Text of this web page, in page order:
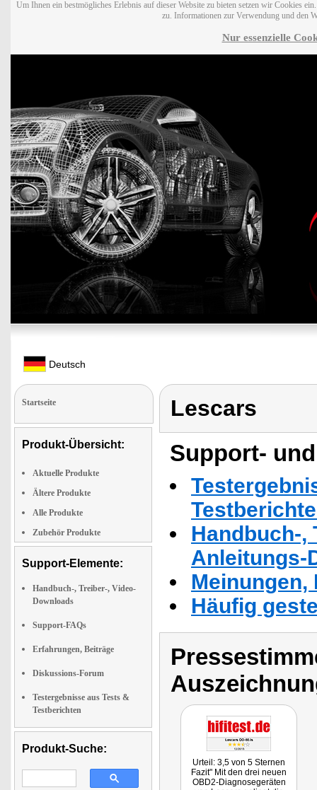
Um Ihnen ein bestmögliches Erlebnis auf dieser Website zu bieten setzen wir Cookies
zu. Informationen zur Verwendung und den
Nur essenzielle
Deutsch
Startseite
Produkt-Übersicht:
Aktuelle Produkte
Ältere Produkte
Alle Produkte
Zubehör Produkte
Support-Elemente:
Handbuch-, Treiber-, Video-
Downloads
Support-FAQs
Erfahrungen, Beiträge
Diskussions-Forum
Testergebnisse aus Tests &
Testberichten
Produkt-Suche:
Lescars
Support-
Handbuch-,
Anleitungs-
Häufig
Urteil: 3,5 von 5 Sternen
Fazit" Mit den drei neuen
OBD2-Diagnosegeräten